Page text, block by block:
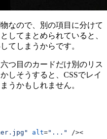
なので、別の項目に分けて
してまとめられていると、
てしまうからです。
つ目のカードだけ別のリス
しそうすると、CSSでレイ
うかもしれません。
alt="..." /></